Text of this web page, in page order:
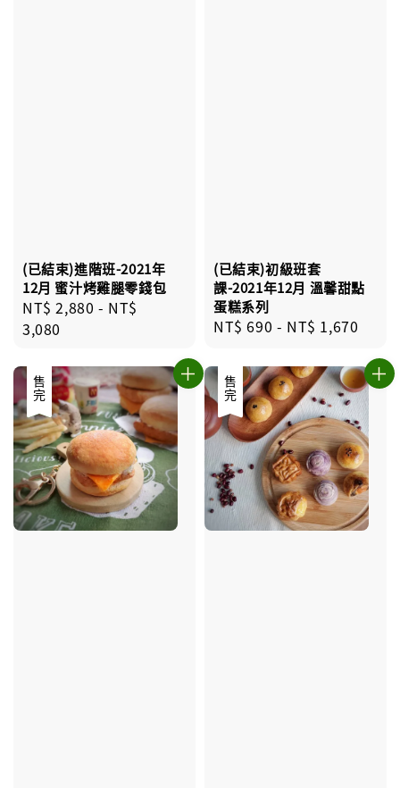
(已結束)進階班-2021年
12月 蜜汁烤雞腿零錢包
Regular
price
NT$ 2,880 - NT$
3,080
(已結束)初級班套
課-2021年12月 溫馨甜點
蛋糕系列
Regular
NT$ 690 - NT$ 1,670
優惠
售完 售完